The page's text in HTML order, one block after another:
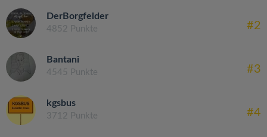
DerBorgfelder
4852 Punkte #2
Bantani
4545 Punkte #3
kgsbus
3712 Punkte #4